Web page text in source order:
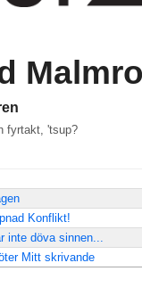
fyrtakt, 'tsup?
Konflikt!
inte döva sinnen...
Mitt skrivande